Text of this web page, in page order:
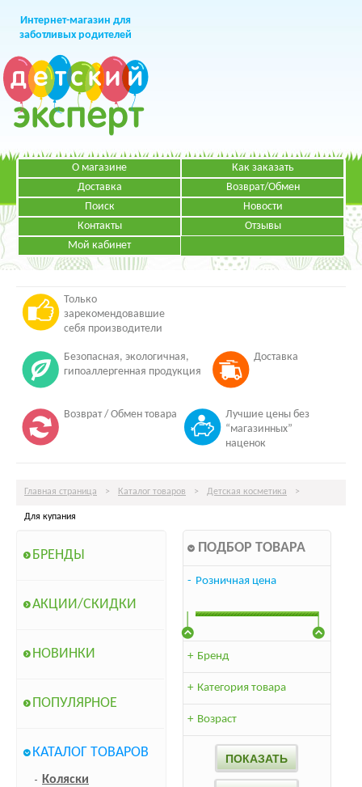
Интернет-магазин для
заботливых родителей
+7 (499)391-49-83Телефон в Москве
Режим работы:
Пн-Пт: с 09.00 до 19.00
НАПИСАТЬ ПИСЬМО
О магазине
Как заказать
Доставка
Возврат/Обмен
Поиск
Новости
Контакты
Отзывы
Мой кабинет
Только
зарекомендовавшие
себя производители
Безопасная, экологичная,
гипоаллергенная продукция
Доставка
Возврат / Обмен товара
Лучшие цены без
“магазинных”
наценок
Главная страница > Каталог товаров > Детская косметика >
Для купания
БРЕНДЫ
АКЦИИ/СКИДКИ
НОВИНКИ
ПОПУЛЯРНОЕ
КАТАЛОГ ТОВАРОВ
Коляски
ПОДБОР ТОВАРА
- Розничная цена
+ Бренд
+ Категория товара
+ Возраст